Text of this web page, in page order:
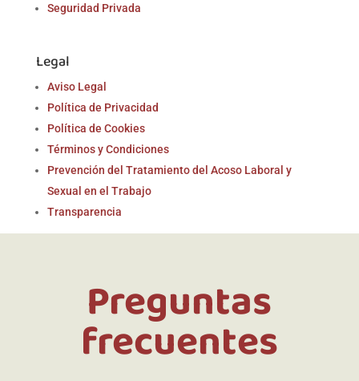
Seguridad Privada
Legal
Aviso Legal
Política de Privacidad
Política de Cookies
Términos y Condiciones
Prevención del Tratamiento del Acoso Laboral y
Sexual en el Trabajo
Transparencia
Preguntas
frecuentes